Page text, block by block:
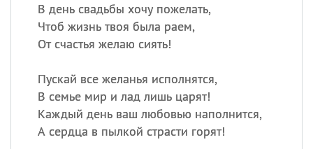
В день свадьбы хочу пожелать,
Чтоб жизнь твоя была раем,
От счастья желаю сиять!
Пускай все желанья исполнятся,
В семье мир и лад лишь царят!
Каждый день ваш любовью наполнится,
А сердца в пылкой страсти горят!